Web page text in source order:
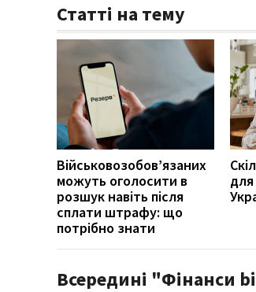
Статті на тему
Військовозобов’язаних
можуть оголосити в
розшук навіть після
сплати штрафу: що
потрібно знати
Всередині "Фінанси